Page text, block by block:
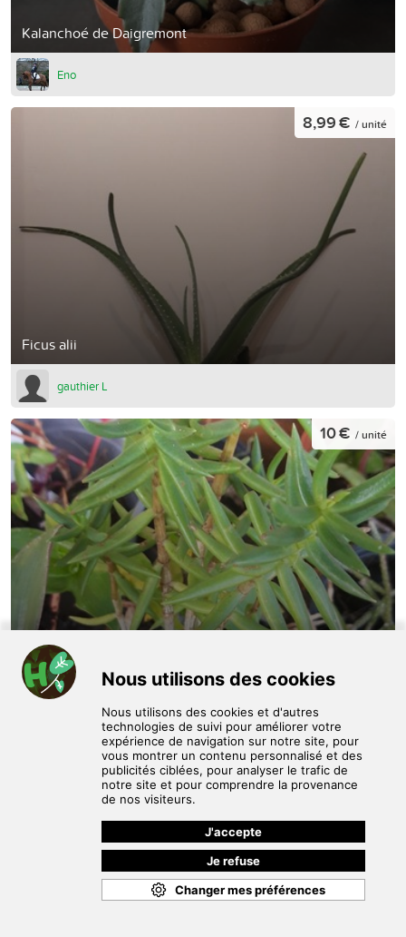
Kalanchoé de Daigremont
Eno
Ficus alii
8,99 € / unité
gauthier L
bonjour vend plante grasse voir les photos
10 € / unité
lydia c
35 €/ unité